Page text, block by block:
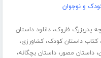
و نوجوان
پدربزرگ فاروک،دانلود داستان
،کتاب داستان کودک،کشاورزی،
،داستان مصور،داستان بچگانه،